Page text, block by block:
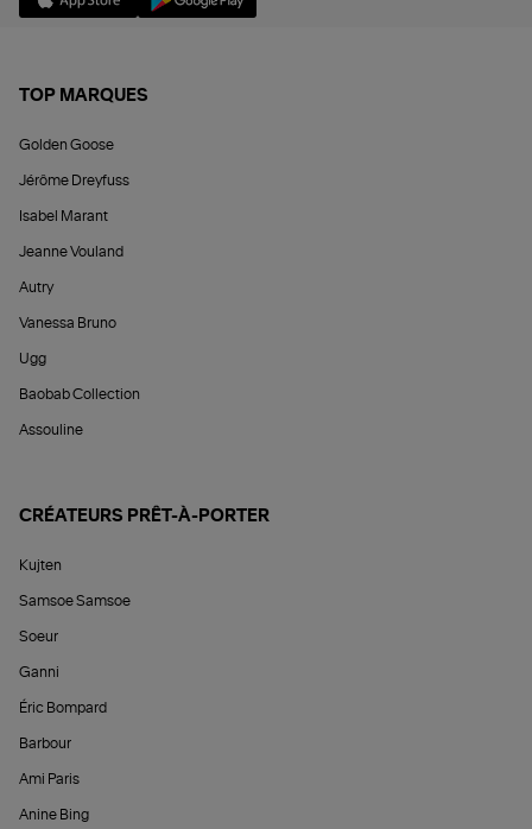
TOP MARQUES
Golden Goose
Jérôme Dreyfuss
Isabel Marant
Jeanne Vouland
Autry
Vanessa Bruno
Ugg
Baobab Collection
Assouline
CRÉATEURS PRÊT-À-PORTER
Kujten
Samsoe Samsoe
Soeur
Ganni
Éric Bompard
Barbour
Ami Paris
Anine Bing